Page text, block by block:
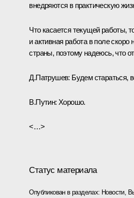
внедряются в практическую
Что касается текущей работы,
и активная работа в поле скоро
страны, поэтому надеюсь, что
Д.Патрушев: Будем стараться,
В.Путин: Хорошо.
<…>
Статус материала
Опубликован в разделах: Новости,